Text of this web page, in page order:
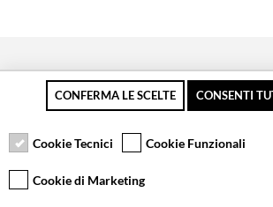
Pagamento sicuro
Resi gratuiti fino a 30
CONFERMA LE SCELTE CONSENTI
Cookie Tecnici Cookie Funzionali
Cookie di Marketing